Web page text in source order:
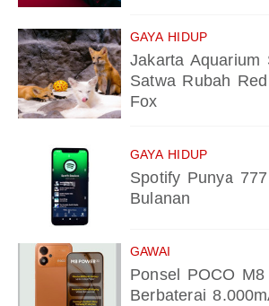
GAYA HIDUP
Jakarta Aquarium
Satwa Rubah
Fox
GAYA HIDUP
Spotify Punya
Bulanan
GAWAI
Ponsel POCO M8
Berbaterai